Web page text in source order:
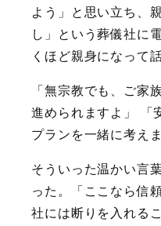
よう」と思い立ち、
し」という葬儀社に
くほど親身になって
「無宗教でも、ご家
進められますよ」 「
プランを一緒に考えま
そういった温かい言
った。「ここなら信
社には断りを入れる